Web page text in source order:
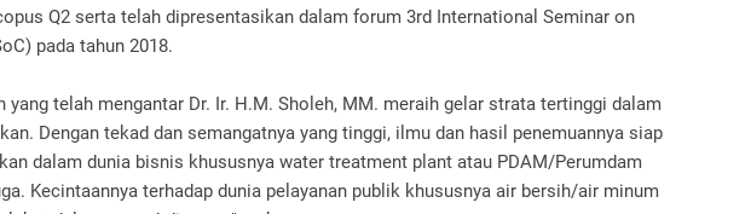
Q2 serta telah dipresentasikan dalam forum 3rd International Seminar on
pada tahun 2018.
yang telah mengantar Dr. Ir. H.M. Sholeh, MM. meraih gelar strata tertinggi dalam
Dengan tekad dan semangatnya yang tinggi, ilmu dan hasil penemuannya siap
dalam dunia bisnis khususnya water treatment plant atau PDAM/Perumdam
Kecintaannya terhadap dunia pelayanan publik khususnya air bersih/air minum